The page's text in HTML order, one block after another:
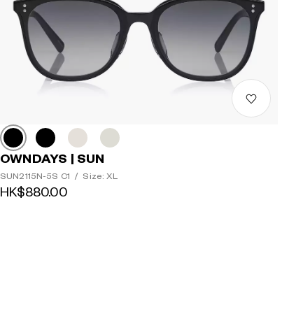
OWNDAYS | SUN
SUN2115N-5S C1 / Size: XL
HK$880.00